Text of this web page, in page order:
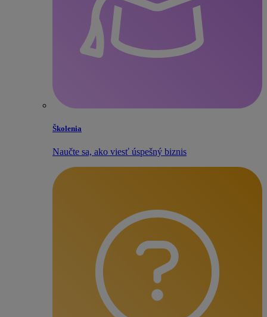
Školenia
Naučte sa, ako viesť úspešný biznis